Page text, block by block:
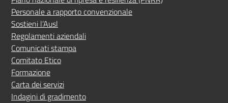
Personale a rapporto convenzionale
Sostieni l’Ausl
Regolamenti aziendali
Comunicati stampa
Comitato Etico
Formazione
Carta dei servizi
Indagini di gradimento